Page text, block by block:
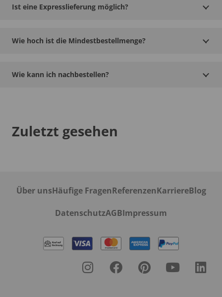
Ist eine Expresslieferung möglich?
Wie hoch ist die Mindestbestellmenge?
Wie kann ich nachbestellen?
Zuletzt gesehen
Über unsHäufige FragenReferenzenKarriereBlog
DatenschutzAGBImpressum